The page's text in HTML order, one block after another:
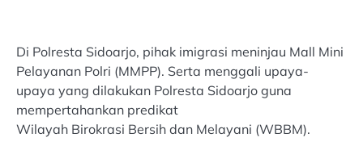
Di Polresta Sidoarjo, pihak imigrasi meninjau Mall Mini
Pelayanan Polri (MMPP). Serta menggali upaya-
upaya yang dilakukan Polresta Sidoarjo guna
mempertahankan predikat
Wilayah Birokrasi Bersih dan Melayani (WBBM).